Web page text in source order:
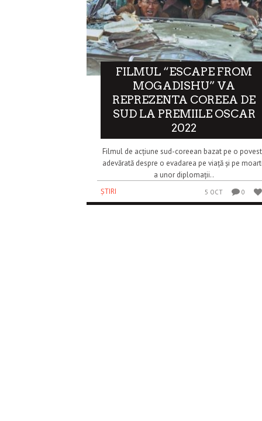
FILMUL “ESCAPE FROM
MOGADISHU” VA
REPREZENTA COREEA DE
SUD LA PREMIILE OSCAR
2022
Filmul de acțiune sud-coreean bazat pe o
adevărată despre o evadarea pe viață și pe
a unor diplomații..
ȘTIRI
5 OCT 0